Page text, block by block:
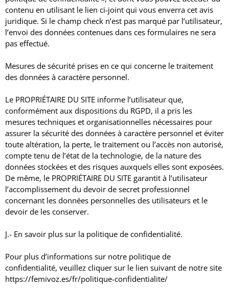
contenu en utilisant le lien ci-joint qui vous enverra cet avis
juridique. Si le champ check n’est pas marqué par l’utilisateur,
l’envoi des données contenues dans ces formulaires ne sera
pas effectué.
Mesures de sécurité prises en ce qui concerne le traitement
des données à caractère personnel.
Le PROPRIÉTAIRE DU SITE informe l’utilisateur que,
conformément aux dispositions du RGPD, il a pris les
mesures techniques et organisationnelles nécessaires pour
assurer la sécurité des données à caractère personnel et éviter
toute altération, la perte, le traitement ou l’accès non autorisé,
compte tenu de l’état de la technologie, de la nature des
données stockées et des risques auxquels elles sont exposées.
De même, le PROPRIÉTAIRE DU SITE garantit à l’utilisateur
l’accomplissement du devoir de secret professionnel
concernant les données personnelles des utilisateurs et le
devoir de les conserver.
J.- En savoir plus sur la politique de confidentialité.
Pour plus d’informations sur notre politique de
confidentialité, veuillez cliquer sur le lien suivant de notre site
https://femivoz.es/fr/politique-confidentialite/